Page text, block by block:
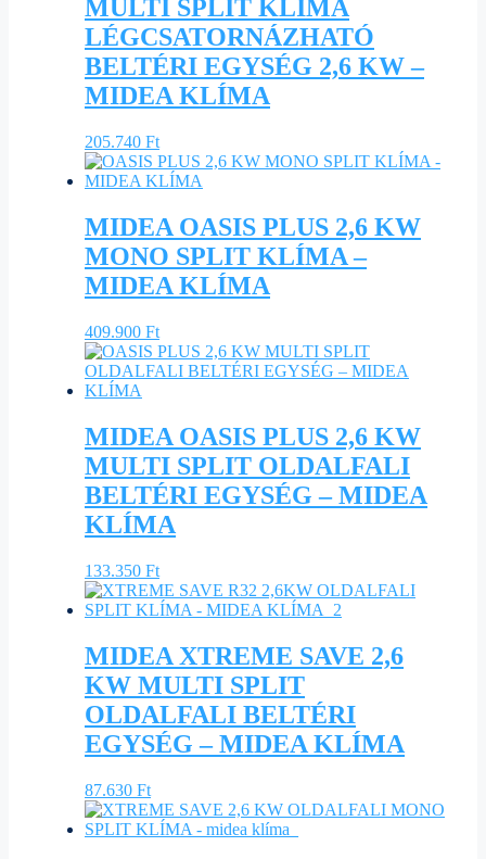
MULTI SPLIT KLÍMA
LÉGCSATORNÁZHATÓ
BELTÉRI EGYSÉG 2,6 KW –
MIDEA KLÍMA
205.740 Ft
MIDEA OASIS PLUS 2,6 KW
MONO SPLIT KLÍMA –
MIDEA KLÍMA
409.900 Ft
MIDEA OASIS PLUS 2,6 KW
MULTI SPLIT OLDALFALI
BELTÉRI EGYSÉG – MIDEA
KLÍMA
133.350 Ft
MIDEA XTREME SAVE 2,6
KW MULTI SPLIT
OLDALFALI BELTÉRI
EGYSÉG – MIDEA KLÍMA
87.630 Ft